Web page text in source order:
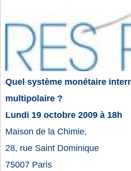
Quel système monétaire
multipolaire ?
Lundi 19 octobre 2009 à 18h
Maison de la Chimie,
28, rue Saint Dominique
75007 Paris